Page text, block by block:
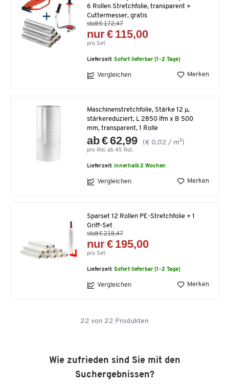
6 Rollen Stretchfolie, transparent +
Cuttermesser, gratis
statt € 172,47
nur € 115,00
pro Set
Lieferzeit:Sofort lieferbar (1-2 Tage)
Vergleichen Merken
Maschinenstretchfolie, Stärke 12 µ,
stärkereduziert, L 2850 lfm x B 500
mm, transparent, 1 Rolle
ab € 62,99 (€ 0,02 / m²)
pro Rol. ab 45 Rol.
Lieferzeit:innerhalb 2 Wochen
Vergleichen Merken
Sparset 12 Rollen PE-Stretchfolie + 1
Griff-Set
statt € 218,47
nur € 195,00
pro Set
Lieferzeit:Sofort lieferbar (1-2 Tage)
Vergleichen Merken
22 von 22 Produkten
Wie zufrieden sind Sie mit den
Suchergebnissen?